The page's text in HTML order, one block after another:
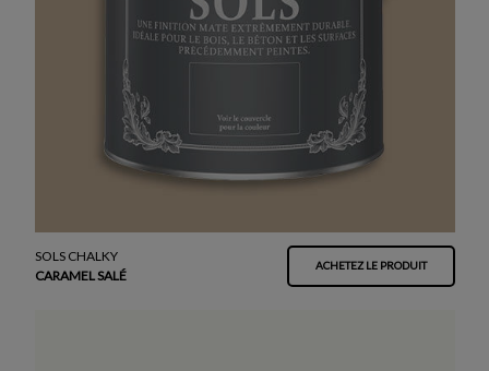
SOLS CHALKY
CARAMEL SALÉ
ACHETEZ LE PRODUIT